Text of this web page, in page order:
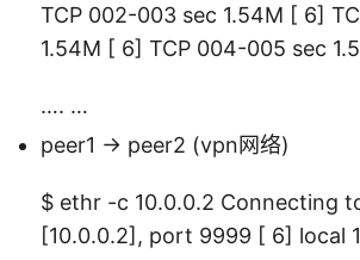
TCP 002-003 sec 1.54M [ 6]
1.54M [ 6] TCP 004-005 sec
…. …
peer1 -> peer2 (vpn网络)
$ ethr -c 10.0.0.2 Connecting
[10.0.0.2], port 9999 [ 6] local